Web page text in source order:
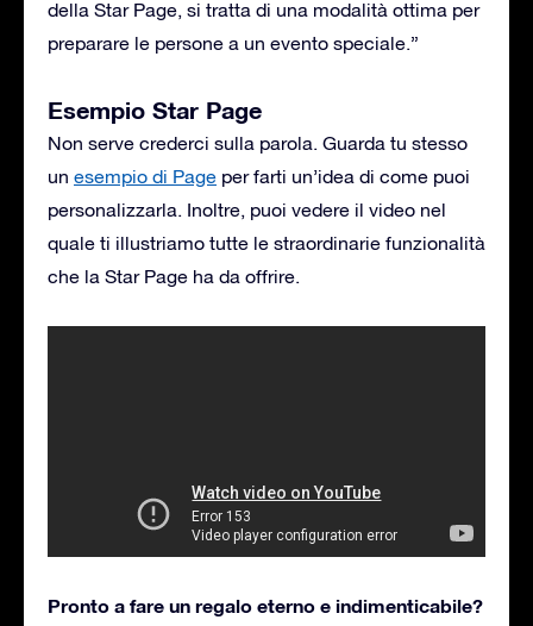
della Star Page, si tratta di una modalità ottima per
preparare le persone a un evento speciale.”
Esempio Star Page
Non serve crederci sulla parola. Guarda tu stesso
un esempio di Page per farti un’idea di come puoi
personalizzarla. Inoltre, puoi vedere il video nel
quale ti illustriamo tutte le straordinarie funzionalità
che la Star Page ha da offrire.
Pronto a fare un regalo eterno e indimenticabile?